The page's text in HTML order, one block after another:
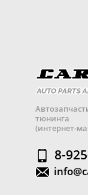
тюнинга
(интернет-
8-